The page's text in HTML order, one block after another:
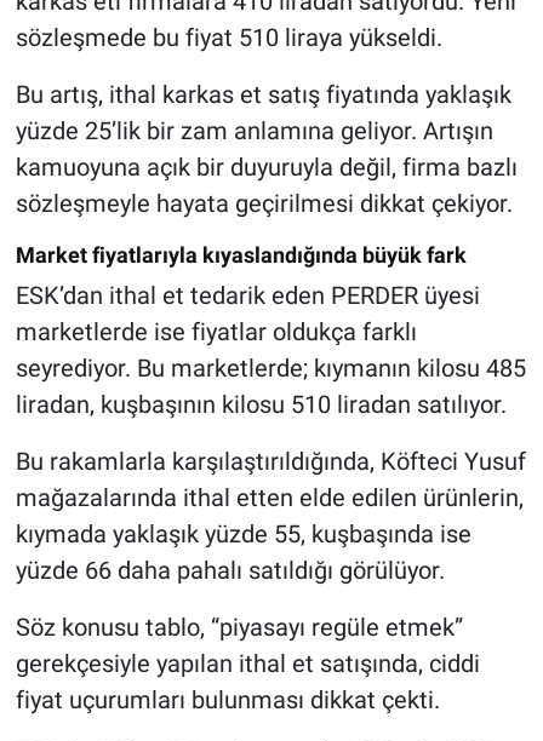
sözleşmede bu fiyat 510 liraya yükseldi.
Bu artış, ithal karkas et satış fiyatında yaklaşık
yüzde 25’lik bir zam anlamına geliyor. Artışın
kamuoyuna açık bir duyuruyla değil, firma bazlı
sözleşmeyle hayata geçirilmesi dikkat çekiyor.
Market fiyatlarıyla kıyaslandığında büyük fark
ESK’dan ithal et tedarik eden PERDER üyesi
marketlerde ise fiyatlar oldukça farklı
seyrediyor. Bu marketlerde; kıymanın kilosu 485
liradan, kuşbaşının kilosu 510 liradan satılıyor.
Bu rakamlarla karşılaştırıldığında, Köfteci Yusuf
mağazalarında ithal etten elde edilen ürünlerin,
kıymada yaklaşık yüzde 55, kuşbaşında ise
yüzde 66 daha pahalı satıldığı görülüyor.
Söz konusu tablo, “piyasayı regüle etmek”
gerekçesiyle yapılan ithal et satışında, ciddi
fiyat uçurumları bulunması dikkat çekti.